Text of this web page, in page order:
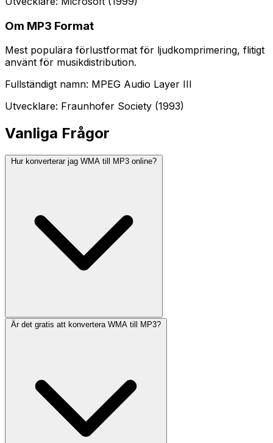
Om MP3 Format
Mest populära förlustformat för ljudkomprimering, flitigt
använt för musikdistribution.
Fullständigt namn: MPEG Audio Layer III
Utvecklare: Fraunhofer Society (1993)
Vanliga Frågor
Hur konverterar jag WMA till MP3 online?
Är det gratis att konvertera WMA till MP3?